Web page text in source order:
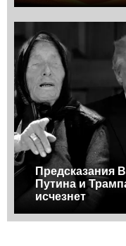
Предсказания
Путина и
исчезнет